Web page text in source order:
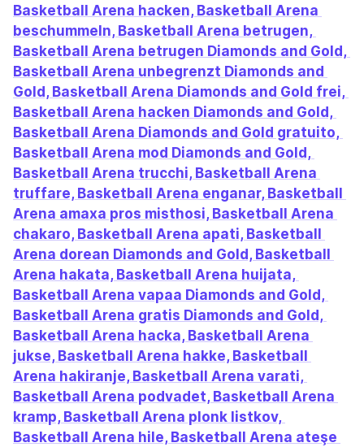
Basketball Aren‪a‬ hacken, Basketball Aren‪a‬
beschummeln, Basketball Aren‪a‬ betrugen,
Basketball Aren‪a‬ betrugen Diamonds and Gold,
Basketball Aren‪a‬ unbegrenzt Diamonds and
Gold, Basketball Aren‪a‬ Diamonds and Gold frei,
Basketball Aren‪a‬ hacken Diamonds and Gold,
Basketball Aren‪a‬ Diamonds and Gold gratuito,
Basketball Aren‪a‬ mod Diamonds and Gold,
Basketball Aren‪a‬ trucchi, Basketball Aren‪a‬
truffare, Basketball Aren‪a‬ enganar, Basketball
Aren‪a‬ amaxa pros misthosi, Basketball Aren‪a‬
chakaro, Basketball Aren‪a‬ apati, Basketball
Aren‪a‬ dorean Diamonds and Gold, Basketball
Aren‪a‬ hakata, Basketball Aren‪a‬ huijata,
Basketball Aren‪a‬ vapaa Diamonds and Gold,
Basketball Aren‪a‬ gratis Diamonds and Gold,
Basketball Aren‪a‬ hacka, Basketball Aren‪a‬
jukse, Basketball Aren‪a‬ hakke, Basketball
Aren‪a‬ hakiranje, Basketball Aren‪a‬ varati,
Basketball Aren‪a‬ podvadet, Basketball Aren‪a‬
kramp, Basketball Aren‪a‬ plonk listkov,
Basketball Aren‪a‬ hile, Basketball Aren‪a‬ ateşe